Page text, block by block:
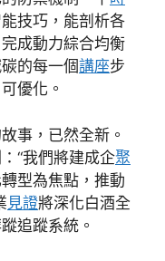
技巧，能剖析各
成動力綜合均衡
的每一個講座步
優化。
事，已然全新。
“我們將建成企聚
型為焦點，推動
見證將深化白酒全
追蹤系統。